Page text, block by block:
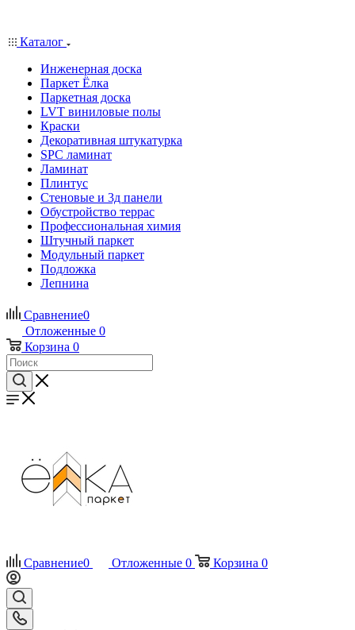
Каталог
Инженерная доска
Паркет Ёлка
Паркетная доска
LVT виниловые полы
Краски
Декоративная штукатурка
SPC ламинат
Ламинат
Плинтус
Стеновые и 3д панели
Обустройство террас
Профессиональная химия
Штучный паркет
Модульный паркет
Подложка
Лепнина
Сравнение0
Отложенные 0
Корзина 0
Сравнение0 Отложенные 0 Корзина 0